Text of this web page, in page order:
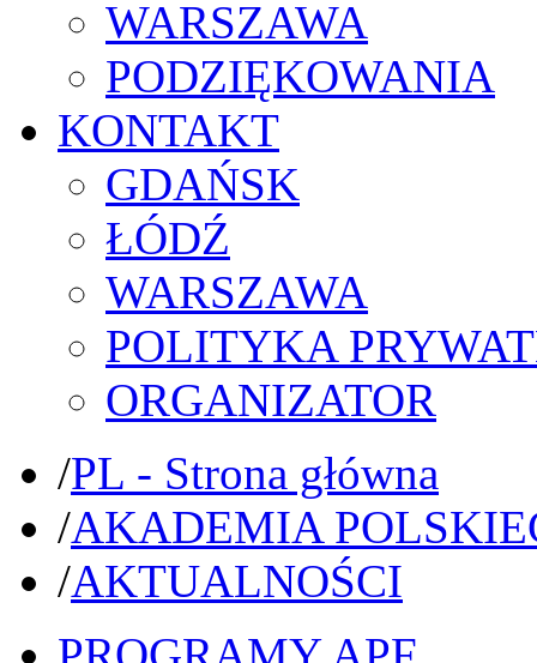
WARSZAWA
PODZIĘKOWANIA
KONTAKT
GDAŃSK
ŁÓDŹ
WARSZAWA
POLITYKA
ORGANIZATOR
/PL - Strona główna
/AKADEMIA
/AKTUALNOŚCI